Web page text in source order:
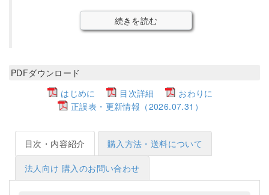
続きを読む
PDFダウンロード
はじめに
目次詳細
おわりに
正誤表・更新情報（2026.07.31）
目次・内容紹介 購入方法・送料について
法人向け 購入のお問い合わせ